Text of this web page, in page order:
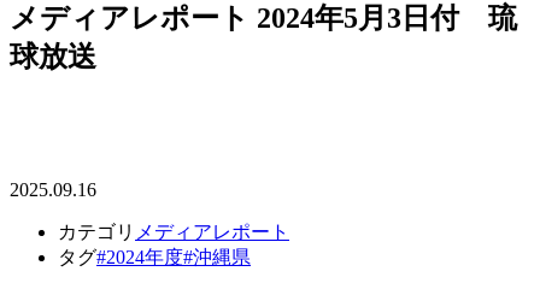
メディアレポート 2024年5月3日付 琉
球放送
2025.09.16
カテゴリ メディアレポート
タグ#2024年度#沖縄県